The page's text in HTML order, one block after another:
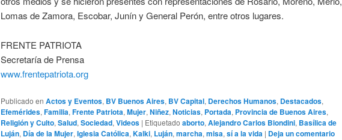
Lomas de Zamora, Escobar, Junín y General Perón, entre otros lugares.
FRENTE PATRIOTA
Secretaría de Prensa
www.frentepatriota.org
Publicado en Actos y Eventos, BV Buenos Aires, BV Capital, Derechos Humanos, Destacados,
Efemérides, Familia, Frente Patriota, Mujer, Niñez, Noticias, Portada, Provincia de Buenos Aires,
Religión y Culto, Salud, Sociedad, Videos | Etiquetado aborto, Alejandro Carlos Biondini, Basílica de
Luján, Día de la Mujer, Iglesia Católica, Kalki, Luján, marcha, misa, sí a la vida | Deja un comentario